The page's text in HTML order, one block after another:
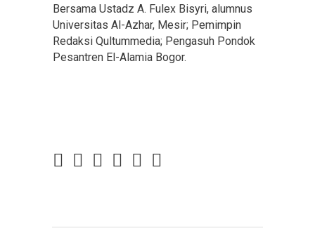
Bersama Ustadz A. Fulex Bisyri, alumnus
Universitas Al-Azhar, Mesir; Pemimpin
Redaksi Qultummedia; Pengasuh Pondok
Pesantren El-Alamia Bogor.